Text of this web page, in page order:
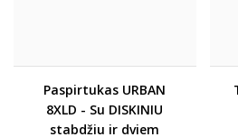
Paspirtukas URBAN
8XLD - Su DISKINIU
stabdžiu ir dviem